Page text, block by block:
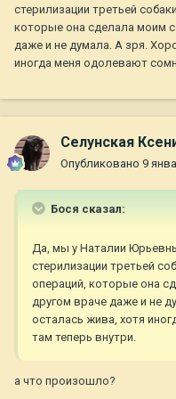
стерилизации третьей
которые она сделала моим
даже и не думала. А зря.
иногда меня одолевают
Селунская
Опубликовано 9
Бося сказал:
Да, мы у Наталии
стерилизации третьей
операций, которые она
другом враче даже и не
осталась жива, хотя
там теперь внутри.
а что произошло?